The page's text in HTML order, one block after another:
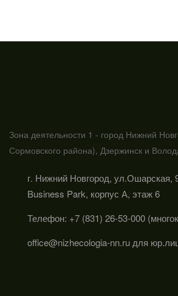
Зона деятельности 1 - город Нижний
Сормовского района), Дзержинск и
г. Нижний Новгород, ул.Ошарская,
Business Park, корпус А, этаж 6
Телефон: +7 (831) 26-53-000
office@nizhecologia-nn.ru для